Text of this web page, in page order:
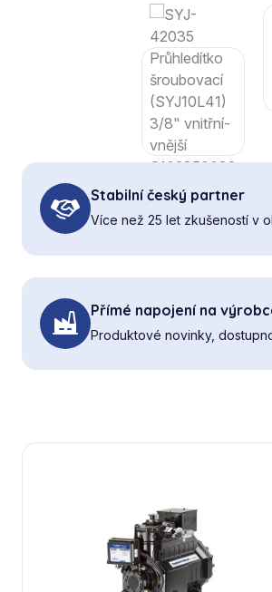
Stabilní český partner
Více než 25 let zkušeností v
Přímé napojení na
Produktové novinky,